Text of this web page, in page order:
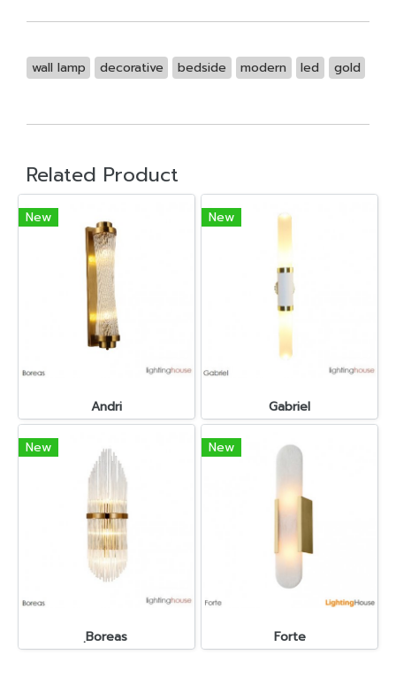
wall lamp decorative bedside modern led gold
Related Product
New
Andri
New
Gabriel
New
ฺBoreas
New
Forte